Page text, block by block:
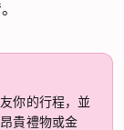
你的行程，並
貴禮物或金